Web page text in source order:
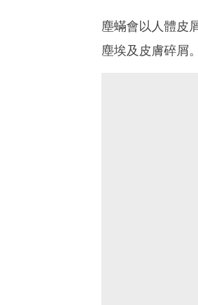
塵蟎會以人體皮
塵埃及皮膚碎屑